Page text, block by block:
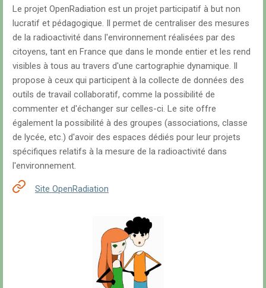
Le projet OpenRadiation est un projet participatif à but non
lucratif et pédagogique. Il permet de centraliser des mesures
de la radioactivité dans l'environnement réalisées par des
citoyens, tant en France que dans le monde entier et les rend
visibles à tous au travers d'une cartographie dynamique. Il
propose à ceux qui participent à la collecte de données des
outils de travail collaboratif, comme la possibilité de
commenter et d'échanger sur celles-ci. Le site offre
également la possibilité à des groupes (associations, classe
de lycée, etc.) d'avoir des espaces dédiés pour leur projets
spécifiques relatifs à la mesure de la radioactivité dans
l'environnement.
Site OpenRadiation